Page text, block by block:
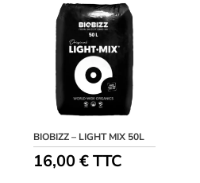
BIOBIZZ – LIGHT MIX 50L
16,00€ TTC